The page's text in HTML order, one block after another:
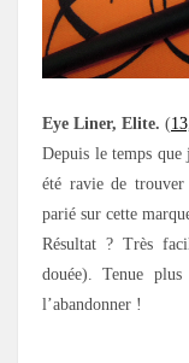
Eye Liner, Elite. (
Depuis le temps
été ravie de
parié sur cette
Résultat ? Très
douée). Tenue
l’abandonner !